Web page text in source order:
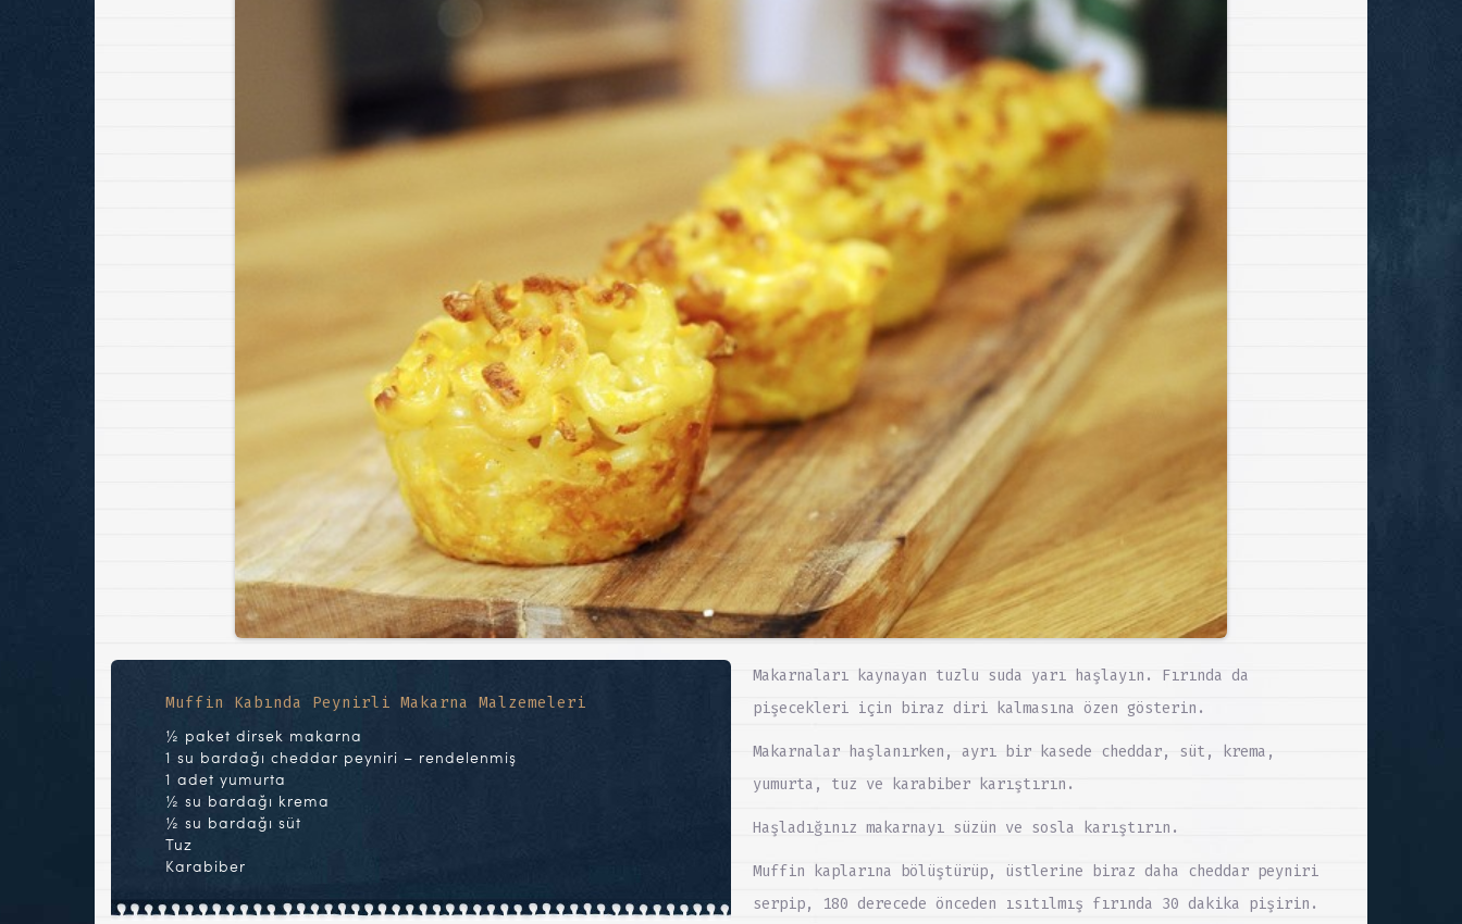
Muffin Kabında Peynirli Makarna Malzemeleri
½ paket dirsek makarna
1 su bardağı cheddar peyniri – rendelenmiş
1 adet yumurta
½ su bardağı krema
½ su bardağı süt
Tuz
Karabiber
Makarnaları kaynayan tuzlu suda yarı haşlayın. Fırında da
pişecekleri için biraz diri kalmasına özen gösterin.
Makarnalar haşlanırken, ayrı bir kasede cheddar, süt, krema,
yumurta, tuz ve karabiber karıştırın.
Haşladığınız makarnayı süzün ve sosla karıştırın.
Muffin kaplarına bölüştürüp, üstlerine biraz daha cheddar peyniri
serpip, 180 derecede önceden ısıtılmış fırında 30 dakika pişirin.